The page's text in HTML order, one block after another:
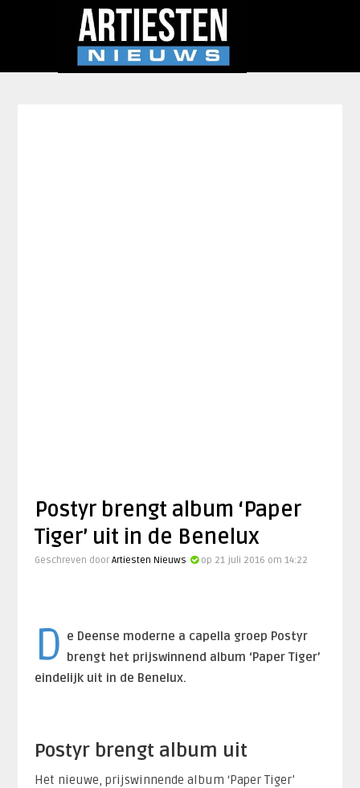
Postyr brengt album ‘Paper
Tiger’ uit in de Benelux
Geschreven door Artiesten Nieuws op 21 juli 2016 om 14:22
D e Deense moderne a capella groep Postyr
brengt het prijswinnend album ‘Paper Tiger’
eindelijk uit in de Benelux.
Postyr brengt album uit
Het nieuwe, prijswinnende album ‘Paper Tiger’